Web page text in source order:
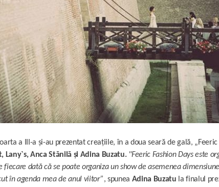
a III-a și-au prezentat creațiile, în a doua seară de gală, „Feeric
Lany`s, Anca Stănilă și Adina Buzatu. "Feeric Fashion Days este
dată că se poate organiza un show de asemenea
în agenda mea de anul viitor”, spunea Adina Buzatu la finalul